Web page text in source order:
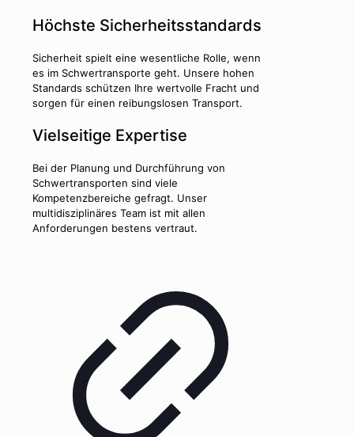
Höchste Sicherheitsstandards
Sicherheit spielt eine wesentliche Rolle, wenn
es im Schwertransporte geht. Unsere hohen
Standards schützen Ihre wertvolle Fracht und
sorgen für einen reibungslosen Transport.
Vielseitige Expertise
Bei der Planung und Durchführung von
Schwertransporten sind viele
Kompetenzbereiche gefragt. Unser
multidisziplinäres Team ist mit allen
Anforderungen bestens vertraut.